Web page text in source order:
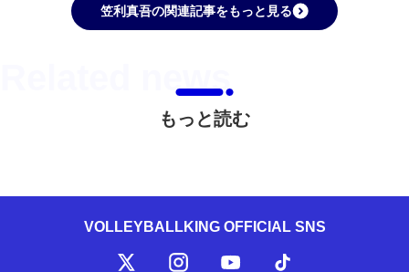
笠利真吾の関連記事をもっと見る
もっと読む
VOLLEYBALLKING OFFICIAL SNS